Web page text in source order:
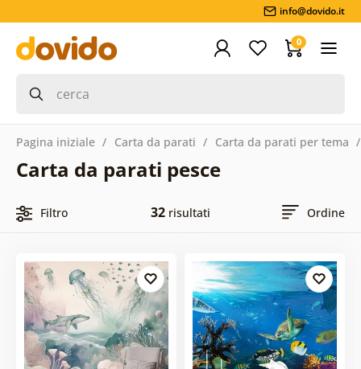
info@dovido.it
0
Pagina iniziale Carta da parati Carta da parati per tema
Carta da parati pesce
Filtro 32 risultati Ordine